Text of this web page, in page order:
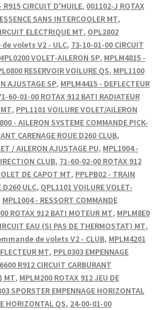
R915 CIRCUIT D'HUILE, 001102-J ROTAX
SANS INTERCOOLER MT,
ELECTRIQUE MT, OPL2802
volets V2 - ULC, 73-10-01-00 CIRCUIT
VOLET-AILERON SP, MPLM4815 -
RESERVOIR VOILURE QS, MPL1100
AJUSTAGE SP, MPLM4415 - DEFLECTEUR
60-01-00 ROTAX 912 BATI RADIATEUR
, PPL1101 VOILURE VOLET/AILERON
- AILERON SYSTEME COMMANDE PICK-
CARENAGE ROUE D260 CLUB,
/ AILERON AJUSTAGE PU, MPL1004 -
CLUB, 71-60-02-00 ROTAX 912
DE CAPOT MT, PPLPB02 - TRAIN
D260 ULC, QPL1101 VOILURE VOLET-
MPL1004 - RESSORT COMMANDE
ROTAX 912 BATI MOTEUR MT, MPLM8E0
EAU (SI PAS DE THERMOSTAT) MT,
de volets V2 - CLUB, MPLM4201
MT, PPL0303 EMPENNAGE
R912 CIRCUIT CARBURANT
MT, MPLM200 ROTAX 912 JEU DE
SPORSTER EMPENNAGE HORIZONTAL
HORIZONTAL QS, 24-00-01-00